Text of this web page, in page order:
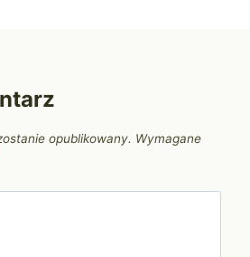
opublikowany. Wymagane